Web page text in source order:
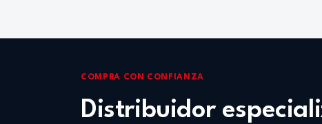
COMPRA CON CONFIANZA
Distribuidor